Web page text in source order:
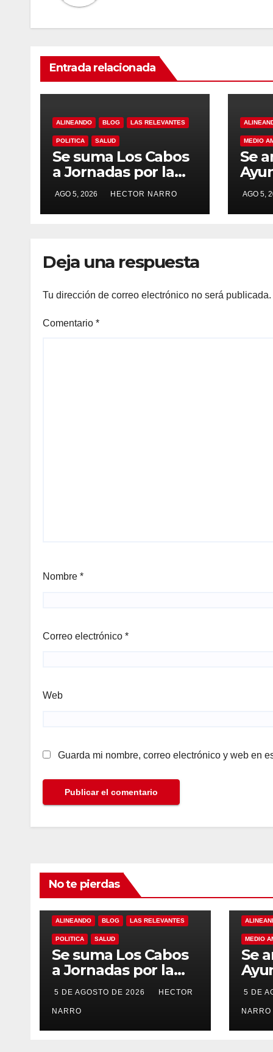
Entrada relacionada
ALINEANDO BLOG LAS RELEVANTES
POLITICA SALUD
Se suma Los Cabos
a Jornadas por la
Paz con
capacitación en
primeros auxilios
AGO 5, 2026 HECTOR NARRO
MEDIO
Se
Los
AGO 5,
Deja una respuesta
Tu dirección de correo electrónico no será publicada.
Comentario *
Nombre *
Correo electrónico *
Web
Guarda mi nombre, correo electrónico y web en
No te pierdas
ALINEANDO BLOG LAS RELEVANTES
POLITICA SALUD
Se suma Los Cabos
a Jornadas por la
Paz con
capacitación en
primeros auxilios
para jóvenes
5 DE AGOSTO DE 2026 HECTOR
NARRO
MEDIO
Se
Los
5 DE
NARRO